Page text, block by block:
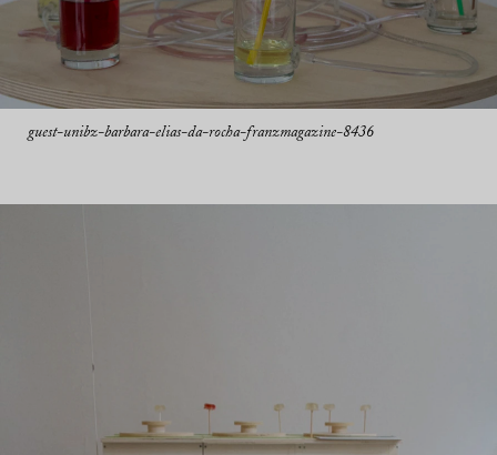
guest-unibz-barbara-elias-da-rocha-franzmagazine-8436